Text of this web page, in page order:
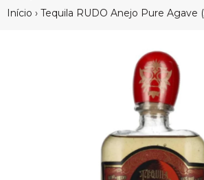
Início › Tequila RUDO Anejo Pure Agave